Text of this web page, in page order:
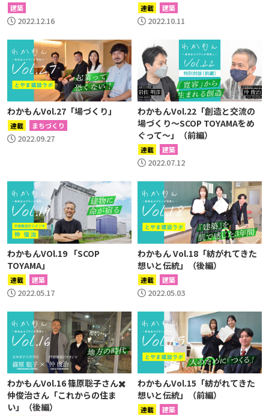
建築
2022.12.16
連載 建築
2022.10.11
わかもんVol.27「場づくり」
連載 まちづくり
2022.09.27
わかもんVol.22「創造と交流の
場づくり〜SCOP TOYAMAをめ
ぐって〜」（前編）
連載 建築
2022.07.12
わかもんVOl.19 「SCOP
TOYAMA」
連載 建築
2022.05.17
わかもん Vol.18「紡がれてきた
想いと伝統」（後編）
連載 建築
2022.05.03
わかもんVol.16 篠原聡子さん✖️
仲俊治さん「これからの住ま
い」（後編）
わかもんVol.15「紡がれてきた
想いと伝統」（前編）
連載 建築